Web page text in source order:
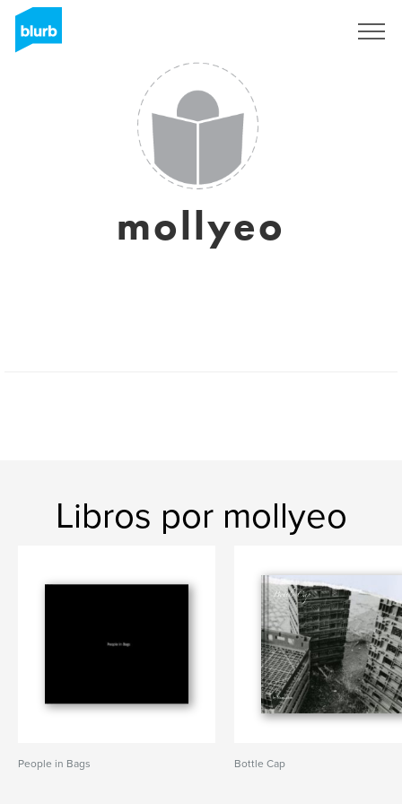
mollyeo
Libros por mollyeo
People in Bags Bottle Cap